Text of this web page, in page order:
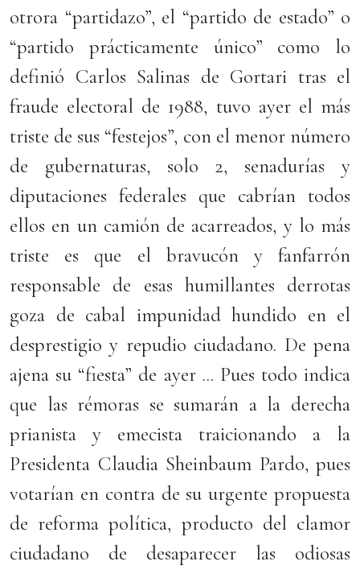
otrora “partidazo”, el “partido de estado” o
“partido prácticamente único” como lo
definió Carlos Salinas de Gortari tras el
fraude electoral de 1988, tuvo ayer el más
triste de sus “festejos”, con el menor número
de gubernaturas, solo 2, senadurías y
diputaciones federales que cabrían todos
ellos en un camión de acarreados, y lo más
triste es que el bravucón y fanfarrón
responsable de esas humillantes derrotas
goza de cabal impunidad hundido en el
desprestigio y repudio ciudadano. De pena
ajena su “fiesta” de ayer ... Pues todo indica
que las rémoras se sumarán a la derecha
prianista y emecista traicionando a la
Presidenta Claudia Sheinbaum Pardo, pues
votarían en contra de su urgente propuesta
de reforma política, producto del clamor
ciudadano de desaparecer las odiosas